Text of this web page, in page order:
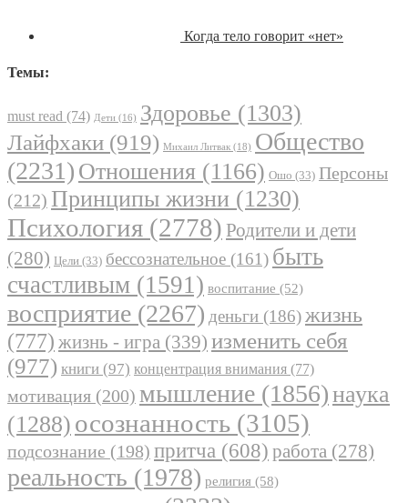
Когда тело говорит «нет»
Темы:
must read (74) Дети (16) Здоровье (1303)
Лайфхаки (919) Михаил Литвак (18) Общество
(2231) Отношения (1166) Ошо (33) Персоны
(212) Принципы жизни (1230)
Психология (2778) Родители и дети
(280) Цели (33) бессознательное (161) быть
счастливым (1591) воспитание (52)
восприятие (2267) деньги (186)жизнь
(777) жизнь - игра (339) изменить себя
(977) книги (97) концентрация внимания (77)
мотивация (200) мышление (1856)наука
(1288) осознанность (3105)
подсознание (198) притча (608) работа (278)
реальность (1978) религия (58)